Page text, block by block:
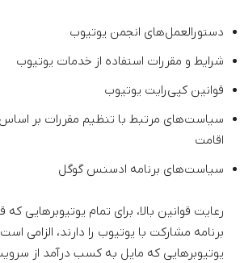
دستورالعمل‌های انجمن یوتیوب
شرایط و مقررات استفاده از خدمات یوتیوب
قوانین کپی‌رایت یوتیوب
سیاست‌های مرتبط با تنظیم مقررات بر
اقامت
سیاست‌های برنامه ادسنس گوگل
رعایت قوانین بالا، برای تمام یوتیوبرهایی
برنامه مشارکت با یوتیوب را دارند، الزامی
یوتیوبرهایی که مایل به کسب درآمد از